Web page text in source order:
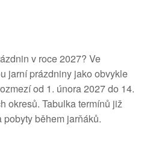
v roce 2027? Ve
jarní prázdniny jako obvykle
od 1. února 2027 do 14.
okresů. Tabulka termínů již
během jarňáků.